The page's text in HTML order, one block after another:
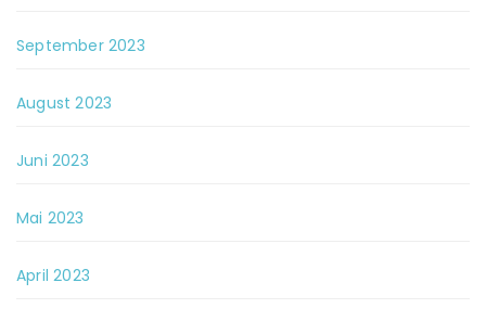
September 2023
August 2023
Juni 2023
Mai 2023
April 2023